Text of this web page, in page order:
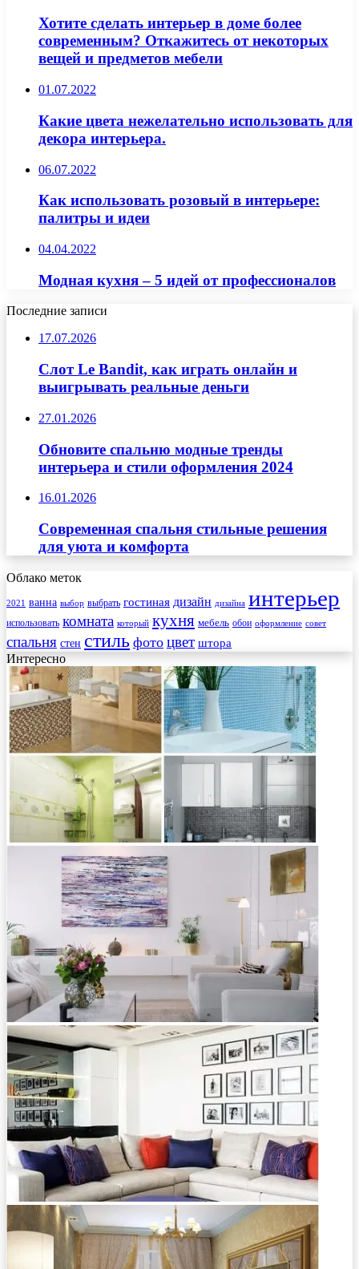
Хотите сделать интерьер в доме более
современным? Откажитесь от некоторых
вещей и предметов мебели
01.07.2022
Какие цвета нежелательно использовать для
декора интерьера.
06.07.2022
Как использовать розовый в интерьере:
палитры и идеи
04.04.2022
Модная кухня – 5 идей от профессионалов
Последние записи
17.07.2026
Слот Le Bandit, как играть онлайн и
выигрывать реальные деньги
27.01.2026
Обновите спальню модные тренды
интерьера и стили оформления 2024
16.01.2026
Современная спальня стильные решения
для уюта и комфорта
Облако меток
2021 ванна выбор выбрать гостиная дизайн дизайна интерьер
использовать комната который кухня мебель обои оформление совет
спальня стен стиль фото цвет штора
Интересно